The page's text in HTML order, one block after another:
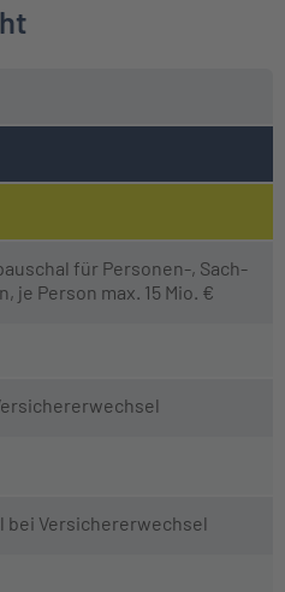
für Personen-, Sach-
je Person max. 15 Mio. €
Versichererwechsel